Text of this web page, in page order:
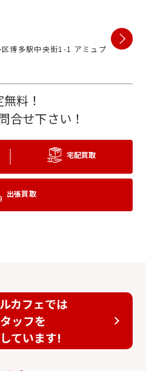
博多駅中央街1-1 アミュプ
料！
合せ下さい！
宅配買取
出張買取
カフェでは
ッフを
ています!